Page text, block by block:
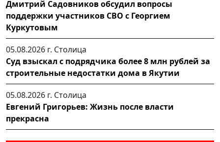
Дмитрий Садовников обсудил вопросы
поддержки участников СВО с Георгием
Куркутовым
05.08.2026 г. Столица
Суд взыскал с подрядчика более 8 млн рублей за
строительные недостатки дома в Якутии
05.08.2026 г. Столица
Евгений Григорьев: Жизнь после власти
прекрасна